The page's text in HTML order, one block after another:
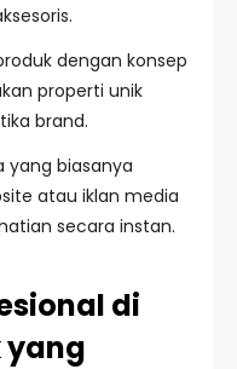
dengan konsep
properti unik
brand.
yang biasanya
atau iklan media
secara instan.
di
yang